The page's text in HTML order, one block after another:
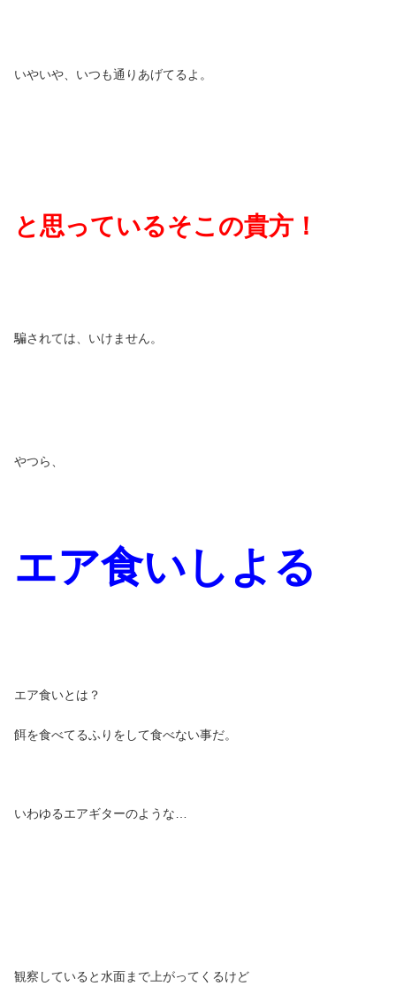
いやいや、いつも通りあげてるよ。
と思っているそこの貴方！
騙されては、いけません。
やつら、
エア食いしよる
エア食いとは？
餌を食べてるふりをして食べない事だ。
いわゆるエアギターのような…
観察していると水面まで上がってくるけど